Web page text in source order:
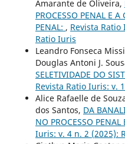
Amarante de Oliveira,
PROCESSO PENAL E
PENAL: , Revista Ratio
Ratio Iuris
Leandro Fonseca
Douglas Antoni J.
SELETIVIDADE DO
Revista Ratio Iuris: v.
Alice Rafaelle de
dos Santos, DA
NO PROCESSO PENAL
Iuris: v. 4 n. 2 (2025):